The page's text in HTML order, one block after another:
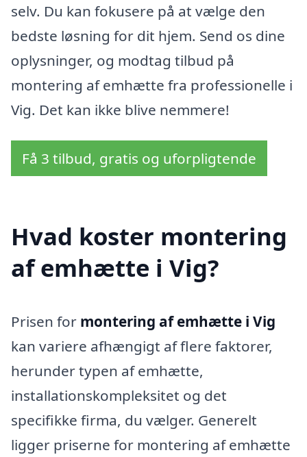
selv. Du kan fokusere på at vælge den
bedste løsning for dit hjem. Send os dine
oplysninger, og modtag tilbud på
montering af emhætte fra professionelle i
Vig. Det kan ikke blive nemmere!
Få 3 tilbud, gratis og uforpligtende
Hvad koster montering
af emhætte i Vig?
Prisen for montering af emhætte i Vig
kan variere afhængigt af flere faktorer,
herunder typen af emhætte,
installationskompleksitet og det
specifikke firma, du vælger. Generelt
ligger priserne for montering af emhætte